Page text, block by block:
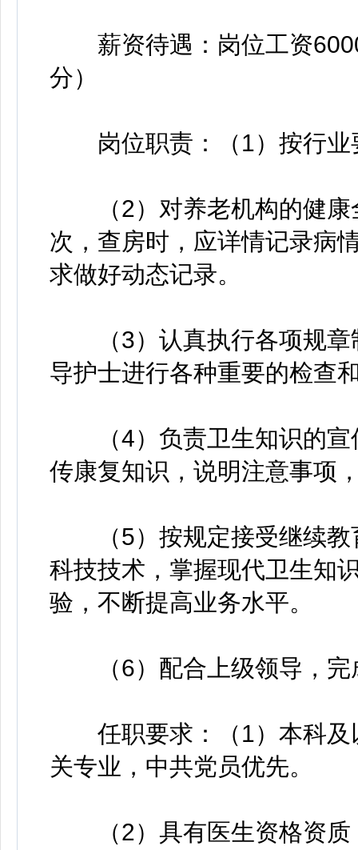
薪资待遇：岗位工资
分）
岗位职责：（1）按行业
（2）对养老机构的健康
次，查房时，应详情记录病
求做好动态记录。
（3）认真执行各项规章
导护士进行各种重要的检查
（4）负责卫生知识的宣
传康复知识，说明注意事项
（5）按规定接受继续教
科技技术，掌握现代卫生知
验，不断提高业务水平。
（6）配合上级领导，完
任职要求：（1）本科及
关专业，中共党员优先。
（2）具有医生资格资质